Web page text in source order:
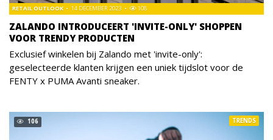
ZALANDO INTRODUCEERT 'INVITE-ONLY' SHOPPEN
VOOR TRENDY PRODUCTEN
RETAIL OUTLOOK 14 DECEMBER 2023 108
Exclusief winkelen bij Zalando met 'invite-only':
geselecteerde klanten krijgen een uniek tijdslot voor de
FENTY x PUMA Avanti sneaker.
106 TRENDS